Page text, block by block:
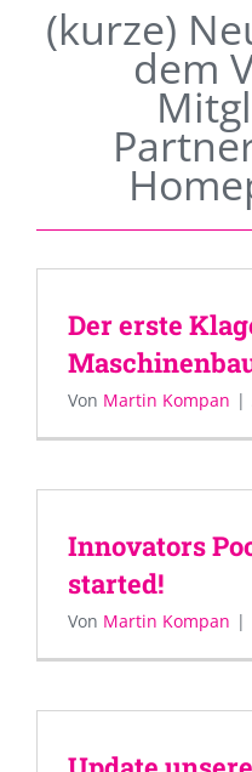
(kurze)
dem
Der erste
Von Martin Kompan |
Innovators
started!
Von Martin Kompan |